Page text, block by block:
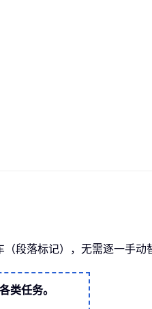
段落标记），无需逐一手动
类任务。